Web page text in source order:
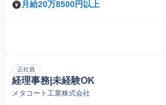
月給20万8500円以上
正社員
経理事務|未経験OK
メタコート工業株式会社